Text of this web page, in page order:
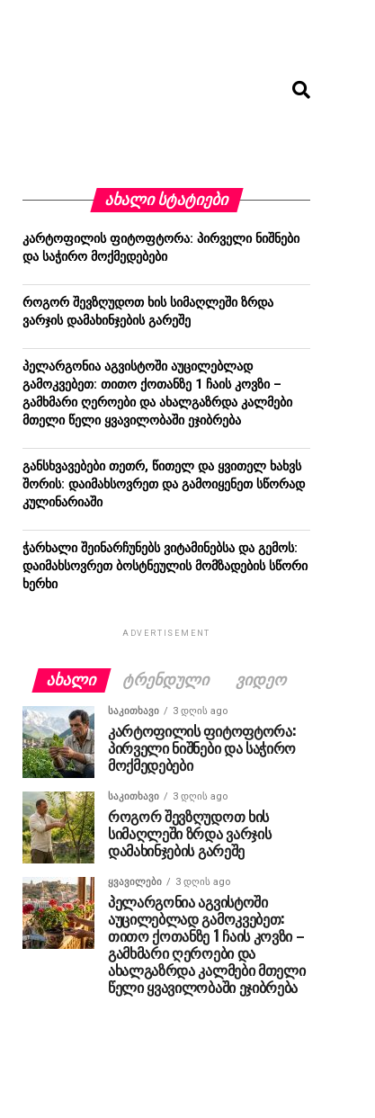
ᲐᲮᲐᲚᲘ ᲡᲢᲐᲢᲘᲔᲑᲘ
კარტოფილის ფიტოფტორა: პირველი ნიშნები
და საჭირო მოქმედებები
როგორ შევზღუდოთ ხის სიმაღლეში ზრდა
ვარჯის დამახინჯების გარეშე
პელარგონია აგვისტოში აუცილებლად
გამოკვებეთ: თითო ქოთანზე 1 ჩაის კოვზი –
გამხმარი ღეროები და ახალგაზრდა კალმები
მთელი წელი ყვავილობაში ეჯიბრება
განსხვავებები თეთრ, წითელ და ყვითელ ხახვს
შორის: დაიმახსოვრეთ და გამოიყენეთ სწორად
კულინარიაში
ჭარხალი შეინარჩუნებს ვიტამინებსა და გემოს:
დაიმახსოვრეთ ბოსტნეულის მომზადების სწორი
ხერხი
ADVERTISEMENT
ᲐᲮᲐᲚᲘ ᲢᲠᲔᲜᲓᲣᲚᲘ ᲕᲘᲓᲔᲝ
ᲡᲐᲙᲘᲗᲮᲐᲕᲘ 3 დღის ago
კარტოფილის ფიტოფტორა:
პირველი ნიშნები და საჭირო
მოქმედებები
ᲡᲐᲙᲘᲗᲮᲐᲕᲘ 3 დღის ago
როგორ შევზღუდოთ ხის
სიმაღლეში ზრდა ვარჯის
დამახინჯების გარეშე
ᲧᲕᲐᲕᲘᲚᲔᲑᲘ 3 დღის ago
პელარგონია აგვისტოში
აუცილებლად გამოკვებეთ:
თითო ქოთანზე 1 ჩაის კოვზი –
გამხმარი ღეროები და
ახალგაზრდა კალმები მთელი
წელი ყვავილობაში ეჯიბრება